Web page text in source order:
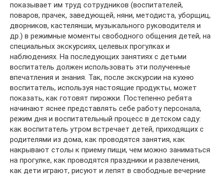
показывает им труд сотрудников (воспитателей,
поваров, прачек, заведующей, няни, методиста, уборщиц,
дворников, кастелянши, музыкального руководителя и
др.) в режимные моменты свободного общения детей, на
специальных экскурсиях, целевых прогулках и
наблюдениях. На последующих занятиях с детьми
воспитатель должен использовать эти полученные
впечатления и знания. Так, после экскурсии на кухню
воспитатель, используя настоящие продукты, может
показать, как готовят пирожки. Постепенно ребята
начинают яснее представлять себе работу персонала,
режим дня и воспитательный процесс в детском саду:
как воспитатель утром встречает детей, приходящих с
родителями из дома, как проводятся занятия, как
накрывают столы к приему пищи, чем можно заниматься
на прогулке, как проводятся праздники и развлечения,
как дети играют, рисуют и лепят в свободные вечерние